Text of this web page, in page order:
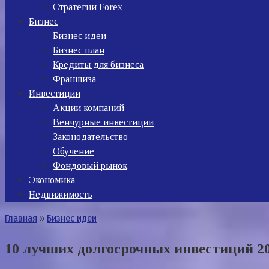
Стратегии Forex
Бизнес
Бизнес идеи
Бизнес план
Кредиты для бизнеса
Франшиза
Инвестиции
Акции компаний
Венчурные инвестиции
Законодательство
Обучение
Фондовый рынок
Экономика
Недвижимость
Главная » Бизнес идеи
10 лучших долгосрочных инвестиций